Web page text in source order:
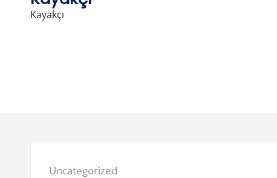
Kayakçı
Posted
Uncategorized